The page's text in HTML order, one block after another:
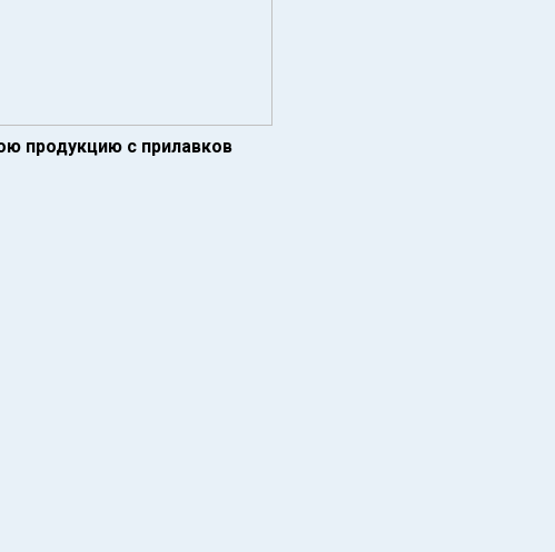
продукцию с прилавков